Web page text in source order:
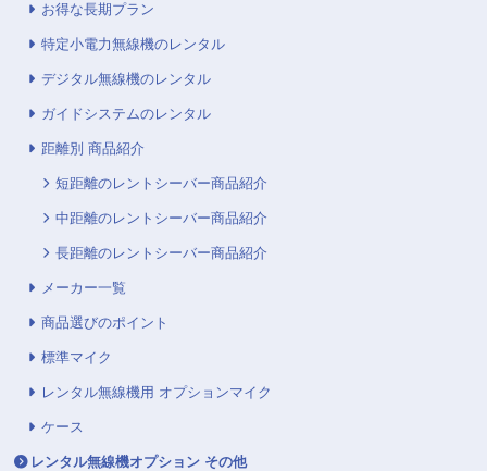
お得な長期プラン
特定小電力無線機のレンタル
デジタル無線機のレンタル
ガイドシステムのレンタル
距離別 商品紹介
短距離のレントシーバー商品紹介
中距離のレントシーバー商品紹介
長距離のレントシーバー商品紹介
メーカー一覧
商品選びのポイント
標準マイク
レンタル無線機用 オプションマイク
ケース
レンタル無線機オプション その他